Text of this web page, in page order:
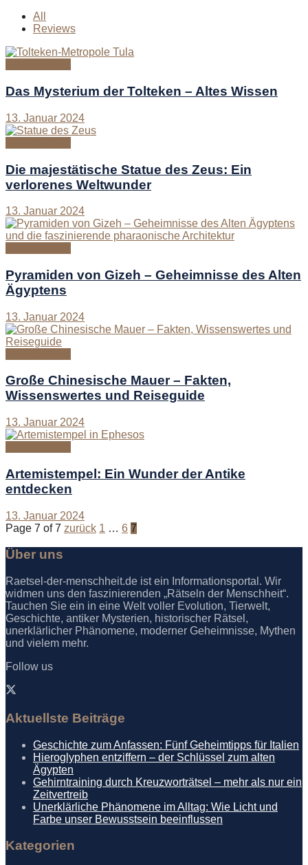
All
Reviews
Das Mysterium der Tolteken – Altes Wissen
13. Januar 2024
Die majestätische Statue des Zeus: Ein
verlorenes Weltwunder
13. Januar 2024
Pyramiden von Gizeh – Geheimnisse des Alten
Ägyptens
13. Januar 2024
Große Chinesische Mauer – Fakten,
Wissenswertes und Reiseguide
13. Januar 2024
Artemistempel: Ein Wunder der Antike
entdecken
13. Januar 2024
Page 7 of 7 zurück 1 … 6 7
Über uns
Raetsel-der-menschheit.de ist ein Informationsportal. Wir
widmen uns den faszinierenden „Rätseln der Menschheit“.
Tauchen Sie ein in eine Welt voller Evolution, Tierwelt,
Geschichte, antiker Mysterien, historischer Rätsel,
unerklärlicher Phänomene, moderner Geheimnisse, Mythen
und vielem mehr.
Follow us
Aktuellste Beiträge
Geschichte zum Anfassen: Fünf Geheimtipps für Italien
Hieroglyphen entziffern – der Schlüssel zum alten
Ägypten
Gehirntraining durch Kreuzworträtsel – mehr als nur ein
Zeitvertreib
Unerklärliche Phänomene im Alltag: Wie Licht und
Farbe unser Bewusstsein beeinflussen
Kategorien